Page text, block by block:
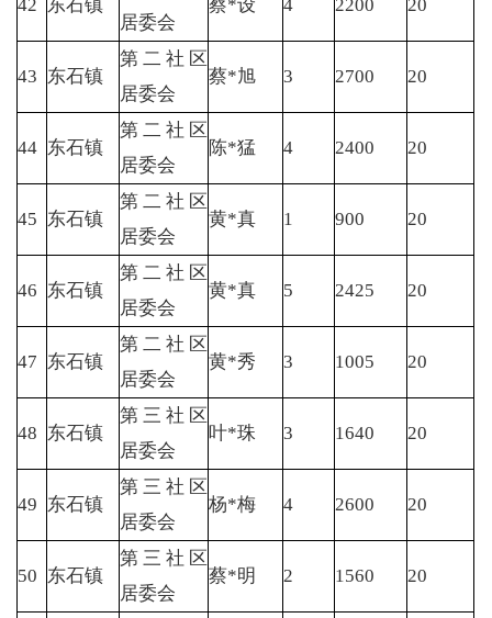
42 东石镇
居委会
蔡*设 4 2200 20
43 东石镇
第二社区
居委会
蔡*旭 3 2700 20
44 东石镇
第二社区
居委会
陈*猛 4 2400 20
45 东石镇
第二社区
居委会
黄*真 1 900 20
46 东石镇
第二社区
居委会
黄*真 5 2425 20
47 东石镇
第二社区
居委会
黄*秀 3 1005 20
48 东石镇
第三社区
居委会
叶*珠 3 1640 20
49 东石镇
第三社区
居委会
杨*梅 4 2600 20
50 东石镇
第三社区
居委会
蔡*明 2 1560 20